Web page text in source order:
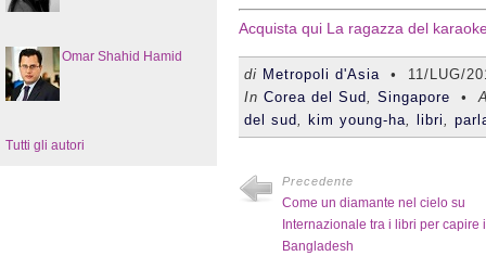
Omar Shahid Hamid
Tutti gli autori
Acquista qui La ragazza del
di Metropoli d'Asia • 11/LUG/
In Corea del Sud, Singapore •
del sud, kim young-ha, libri,
Precedente
Come un diamante nel cielo su
Internazionale tra i libri per capire
Bangladesh